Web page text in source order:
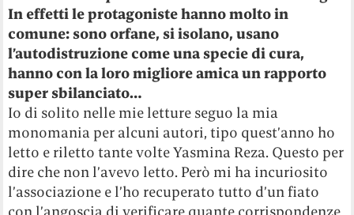
In effetti le protagoniste hanno molto in
comune: sono orfane, si isolano, usano
l’autodistruzione come una specie di cura,
hanno con la loro migliore amica un rapporto
super sbilanciato…
Io di solito nelle mie letture seguo la mia
monomania per alcuni autori, tipo quest’anno ho
letto e riletto tante volte Yasmina Reza. Questo per
dire che non l’avevo letto. Però mi ha incuriosito
l’associazione e l’ho recuperato tutto d’un fiato